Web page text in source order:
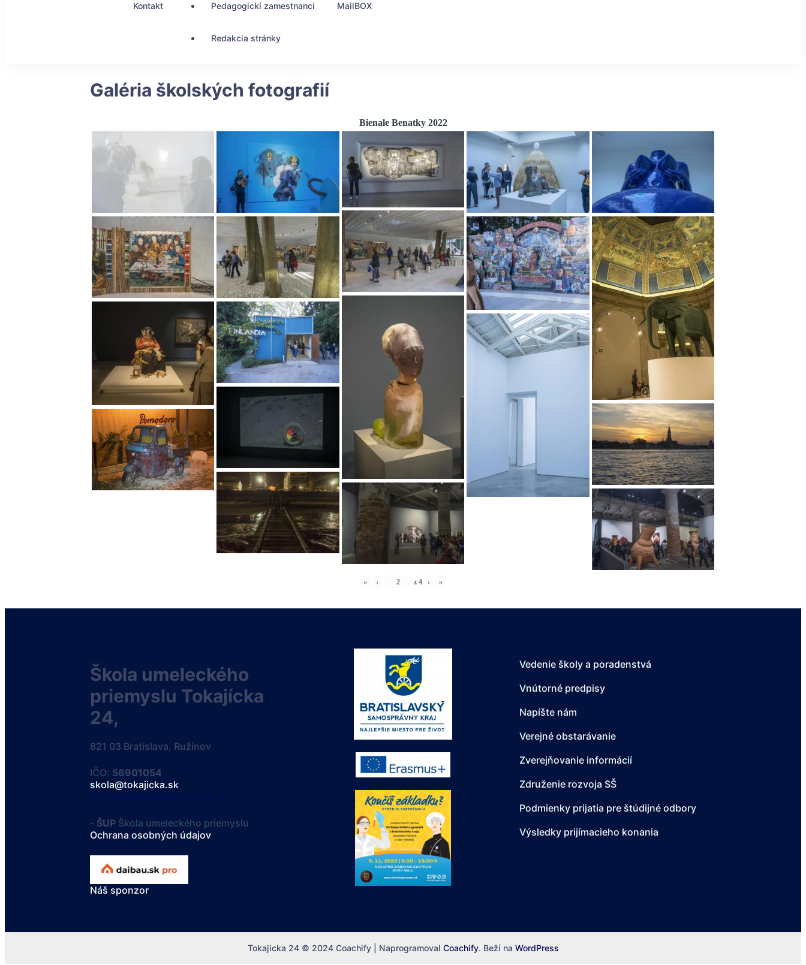
Kontakt Pedagogickí zamestnanci
Redakcia stránky
MailBOX
Galéria školských fotografií
Bienale Benatky 2022
« ‹ z 4 › »
Škola umeleckého
priemyslu Tokajícka
24,
821 03 Bratislava, Ružinov
IČO: 56901054
skola@tokajicka.sk
SUP.Tokajicka@region-bsk.sk
- ŠUPŠkola umeleckého priemyslu
Ochrana osobných údajov
Náš sponzor
Vedenie školy a poradenstvá
Vnútorné predpisy
Napíšte nám
Verejné obstarávanie
Zverejňovanie informácií
Združenie rozvoja SŠ
Podmienky prijatia pre štúdijné odbory
Výsledky prijímacieho konania
Tokajicka 24 © 2024Coachify | Naprogramoval Coachify. Beží na WordPress